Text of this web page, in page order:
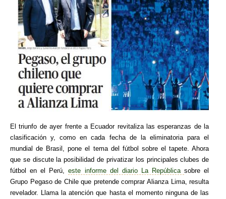
El triunfo de ayer frente a Ecuador revitaliza las esperanzas de la
clasificación y, como en cada fecha de la eliminatoria para el
mundial de Brasil, pone el tema del fútbol sobre el tapete. Ahora
que se discute la posibilidad de privatizar los principales clubes de
fútbol en el Perú,este informe del diario La Repúblicasobre el
Grupo Pegaso de Chile que pretende comprar Alianza Lima, resulta
revelador. Llama la atención que hasta el momento ninguna de las